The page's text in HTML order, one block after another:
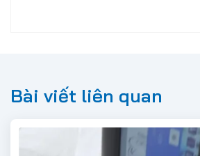
Bài viết liên quan